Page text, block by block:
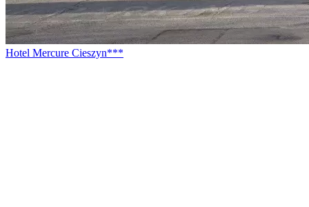
Hotel Mercure Cieszyn***